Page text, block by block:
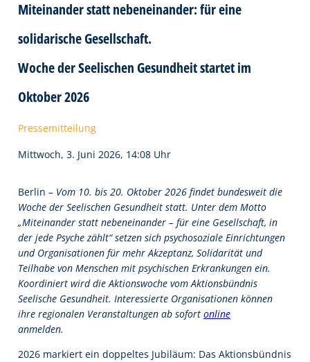
Miteinander statt nebeneinander: für eine
solidarische Gesellschaft.
Woche der Seelischen Gesundheit startet im
Oktober 2026
Pressemitteilung
Mittwoch, 3. Juni 2026, 14:08 Uhr
Berlin – Vom 10. bis 20. Oktober 2026 findet bundesweit die
Woche der Seelischen Gesundheit statt. Unter dem Motto
„Miteinander statt nebeneinander – für eine Gesellschaft, in
der jede Psyche zählt“ setzen sich psychosoziale Einrichtungen
und Organisationen für mehr Akzeptanz, Solidarität und
Teilhabe von Menschen mit psychischen Erkrankungen ein.
Koordiniert wird die Aktionswoche vom Aktionsbündnis
Seelische Gesundheit. Interessierte Organisationen können
ihre regionalen Veranstaltungen ab sofort online
anmelden.
2026 markiert ein doppeltes Jubiläum: Das Aktionsbündnis